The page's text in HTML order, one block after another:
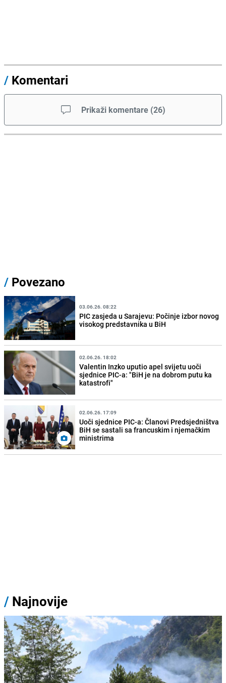
/ Komentari
Prikaži komentare (26)
/ Povezano
03.06.26. 08:22
PIC zasjeda u Sarajevu: Počinje izbor novog
visokog predstavnika u BiH
02.06.26. 18:02
Valentin Inzko uputio apel svijetu uoči
sjednice PIC-a: "BiH je na dobrom putu ka
katastrofi"
02.06.26. 17:09
Uoči sjednice PIC-a: Članovi Predsjedništva
BiH se sastali sa francuskim i njemačkim
ministrima
/ Najnovije